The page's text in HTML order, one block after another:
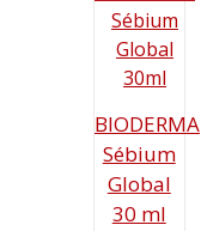
BIODERMA
Sébium
Global
30 ml